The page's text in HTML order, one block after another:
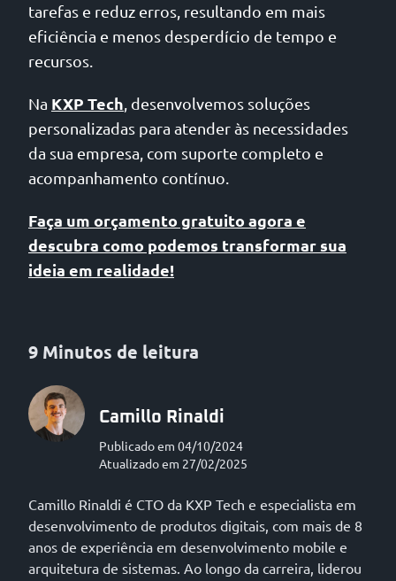
tarefas e reduz erros, resultando em mais
eficiência e menos desperdício de tempo e
recursos.
Na KXP Tech , desenvolvemos soluções
personalizadas para atender às necessidades
da sua empresa, com suporte completo e
acompanhamento contínuo.
Faça um orçamento gratuito agora e
descubra como podemos transformar sua
ideia em realidade!
9 Minutos de leitura
Camillo Rinaldi
Publicado em 04/10/2024
Atualizado em 27/02/2025
Camillo Rinaldi é CTO da KXP Tech e especialista em
desenvolvimento de produtos digitais, com mais de 8
anos de experiência em desenvolvimento mobile e
arquitetura de sistemas. Ao longo da carreira, liderou